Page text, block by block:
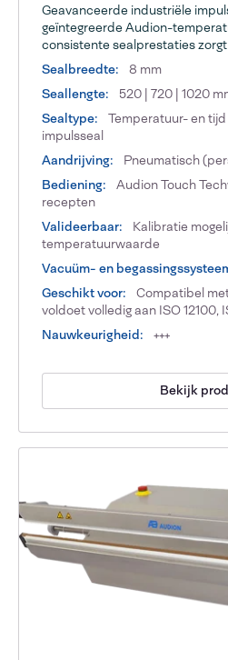
Geavanceerde industriële
geïntegreerde Audion-
consistente sealprestaties zorgt
Sealbreedte:
8 mm
Seallengte:
520 | 720 | 1020
Sealtype:
Temperatuur- en
impulsseal
Aandrijving:
Pneumatisch
Bediening:
Audion Touch
recepten
Valideerbaar:
Kalibratie
temperatuurwaarde
Vacuüm- en
Geschikt voor:
Compatibel
voldoet volledig aan ISO 12100,
Nauwkeurigheid:
+++
Bekijk